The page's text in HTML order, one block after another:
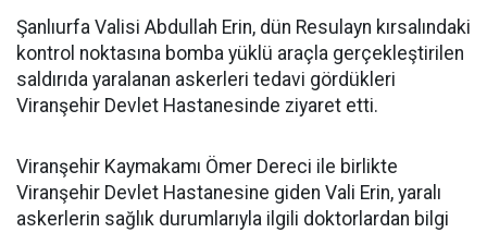
Şanlıurfa Valisi Abdullah Erin, dün Resulayn kırsalındaki
kontrol noktasına bomba yüklü araçla gerçekleştirilen
saldırıda yaralanan askerleri tedavi gördükleri
Viranşehir Devlet Hastanesinde ziyaret etti.
Viranşehir Kaymakamı Ömer Dereci ile birlikte
Viranşehir Devlet Hastanesine giden Vali Erin, yaralı
askerlerin sağlık durumlarıyla ilgili doktorlardan bilgi